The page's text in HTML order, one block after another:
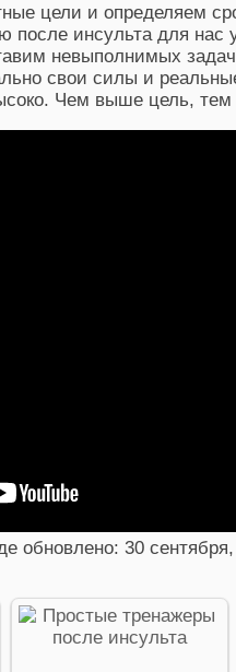
цели и определяем
после инсульта для нас
невыполнимых
свои силы и
Чем выше цель, тем
обновлено: 30